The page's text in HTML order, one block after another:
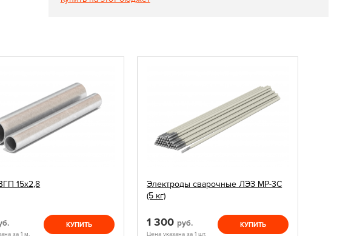
15х2,8
за 1 м.
КУПИТЬ
Электроды сварочные ЛЭЗ МР-3С
(5 кг)
1 300 руб.
Цена указана за 1 шт.
КУПИТЬ